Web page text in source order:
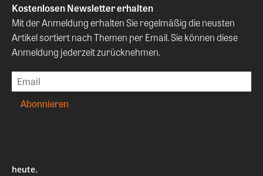
Kostenlosen Newsletter erhalten
Mit der Anmeldung erhalten Sie regelmäßig die neusten
Artikel sortiert nach Themen per Email. Sie können diese
Anmeldung jederzeit zurücknehmen.
heute.